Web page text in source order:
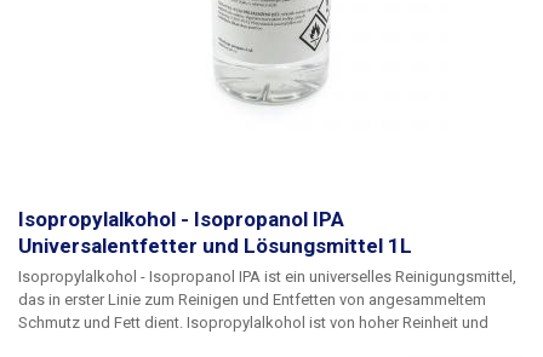
Isopropylalkohol - Isopropanol IPA
Universalentfetter und Lösungsmittel 1L
Isopropylalkohol - Isopropanol IPA ist ein universelles Reinigungsmittel,
das in erster Linie zum Reinigen und Entfetten von angesammeltem
Schmutz und Fett dient. Isopropylalkohol ist von hoher Reinheit und